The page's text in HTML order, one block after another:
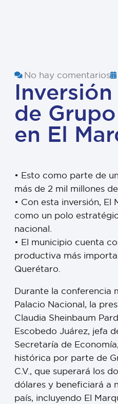
No hay comentarios
de
en El
• Esto como parte de
más de 2 mil millones
• Con esta inversión, El
como un polo
nacional.
• El municipio cuenta
productiva más
Querétaro.
Durante la conferencia
Palacio Nacional, la
Claudia Sheinbaum
Escobedo Juárez, jefa
Secretaría de
histórica por parte de
C.V., que superará los
dólares y beneficiará a
país, incluyendo El